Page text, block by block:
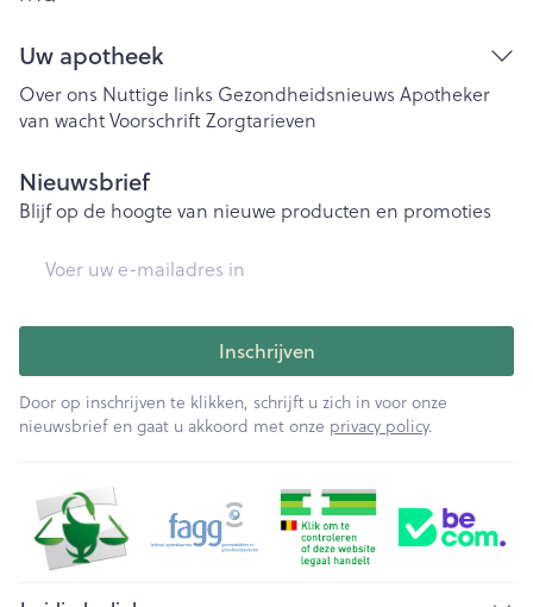
Uw apotheek
Over ons Nuttige links Gezondheidsnieuws Apotheker
van wachtVoorschriftZorgtarieven
Nieuwsbrief
Blijf op de hoogte van nieuwe producten en promoties
Inschrijven
Door op inschrijven te klikken, schrijft u zich in voor onze
nieuwsbrief en gaat u akkoord met onze privacy policy.